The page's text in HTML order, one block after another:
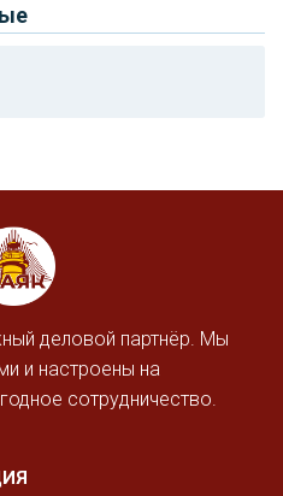
деловой партнёр. Мы
и настроены на
сотрудничество.